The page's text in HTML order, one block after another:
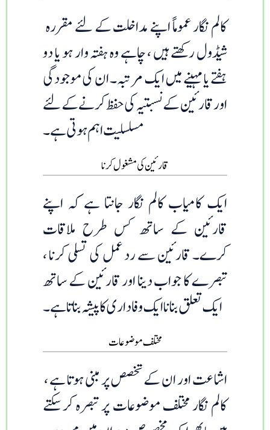
کالم نگار عموماً اپنے مداخلت کے لئے مقررہ
شیڈول رکھتے ہیں ، چاہے وہ ہفتہ وار ہو یا دو
ہفتے یا مہینے میں ایک مرتبہ۔ ان کی موجودگی
اور قارئین کے نسبتیہ کی حفظ کرنے کے لئے
مسلسلیت اہم ہوتی ہے۔
قارئین کی مشغول کرنا
ایک کامیاب کالم نگار جانتا ہے کہ اپنے
قارئین کے ساتھ کس طرح ملاقات
کرے۔ قارئین سے رد عمل کی تسلی کرنا ،
تبصرے کا جواب دینا اور قارئین کے ساتھ
ایک تعلق بنانا ایک وفاداری کا پیشہ بناتا ہے۔
مختلف موضوعات
کالم نگار مختلف موضوعات پر تبصرہ کرسکتے